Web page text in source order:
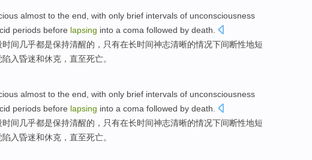
almost to the end, with only brief intervals of unconsciousness
periods before lapsing into a coma followed by death.
时间几乎都是保持清醒的 ， 只有在长时间神志清晰的情况下间断性地短
陷入昏迷和休克，直至死亡。
almost to the end with only brief intervals of unconsciousness
periods before lapsing into a coma followed by death
时间 几乎都是保持清醒的 ， 只有在长时间神志清晰的情况下间断性地短
陷入昏迷和休克，直至死亡。